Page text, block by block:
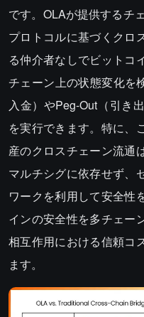
です。OLAが提供するチ
プロトコルに基づくクロ
る仲介者なしでビットコ
チェーン上の状態変化を
入金）やPeg-Out（引き
を実行できます。特に、
産のクロスチェーン流通
マルチシグに依存せず、
ワークを利用して安全性
インの安全性を多チェー
相互作用における信頼コ
ます。